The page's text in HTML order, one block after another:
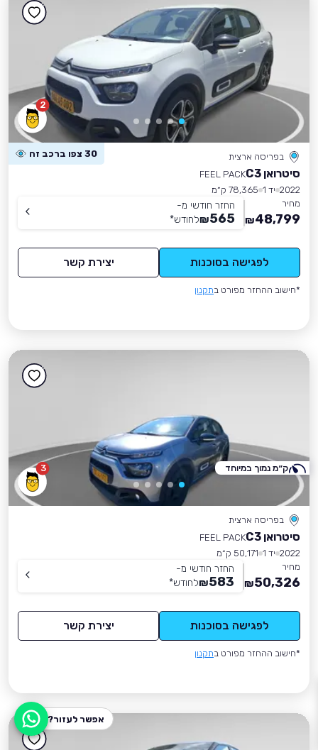
2
בפריסה ארצית 30 צפו ברכב זה
סיטרואן C3
FEEL PACK
2022 יד 1
78,365 ק״מ
מחיר
48,799
₪
החזר חודשי מ-
565
₪לחודש*
לפגישה בסוכנות יצירת קשר
*חישוב ההחזר מפורט בתקנון
3
בפריסה ארצית
סיטרואן C3
FEEL PACK
2022 יד 1
50,171 ק״מ
מחיר
50,326
₪
החזר חודשי מ-
583
₪לחודש*
לפגישה בסוכנות יצירת קשר
*חישוב ההחזר מפורט בתקנון
ק״מ נמוך במיוחד
אפשר לעזור?